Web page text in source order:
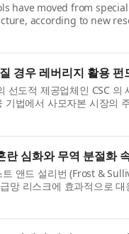
have moved from
according to new
and compliance
경우 레버리지 활용
선도적 제공업체인 CSC 의
법에서 사모자본 시장의
경우 이러한 수단...
심화와 무역 분절화
앤드 설리번 (Frost &
망 리스크에 효과적으로
제시했다. 최근 중동...